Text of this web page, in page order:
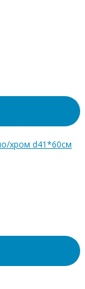
хром d41*60см